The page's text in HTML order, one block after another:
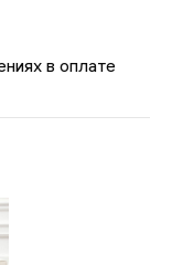
в оплате